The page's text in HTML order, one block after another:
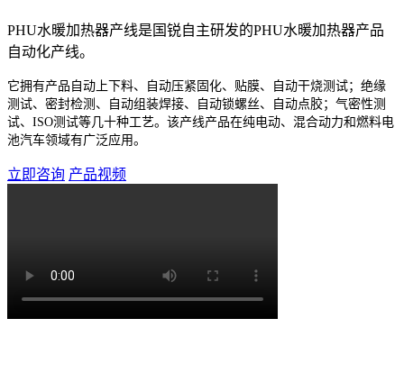
PHU水暖加热器产线是国锐自主研发的PHU水暖加热器产品
自动化产线。
它拥有产品自动上下料、自动压紧固化、贴膜、自动干烧测试；绝缘
测试、密封检测、自动组装焊接、自动锁螺丝、自动点胶；气密性测
试、ISO测试等几十种工艺。 该产线产品在纯电动、混合动力和燃料电
池汽车领域有广泛应用。
立即咨询 产品视频